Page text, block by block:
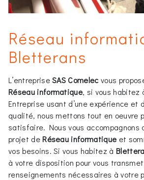
Réseau
Bletterans
L’entrepriseSAS Comelecvous
Réseau informatique, si vous habitez
Entreprise usant d’une expérience et
qualité, nous mettons tout en oeuvre
satisfaire. Nous vous accompagnons
projet deRéseau informatique et
vos besoins. Si vous habitez à
à votre disposition pour vous
renseignements nécessaires à votre